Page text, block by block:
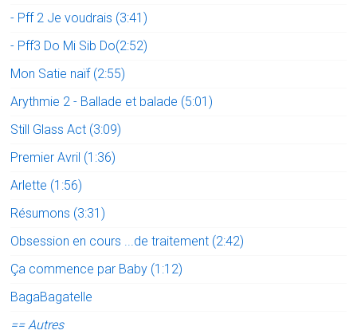
- Pff 2 Je voudrais (3:41)
- Pff3 Do Mi Sib Do(2:52)
Mon Satie naïf (2:55)
Arythmie 2 - Ballade et balade (5:01)
Still Glass Act (3:09)
Premier Avril (1:36)
Arlette (1:56)
Résumons (3:31)
Obsession en cours ...de traitement (2:42)
Ça commence par Baby (1:12)
BagaBagatelle
== Autres